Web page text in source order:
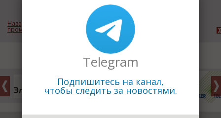
Назад к рубрике «Лесная и деревообрабатывающая
промышленность»
Telegram
Подпишитесь на канал,
чтобы следить за новостями.